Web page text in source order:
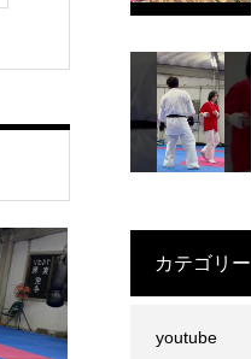
カテゴリー
youtube